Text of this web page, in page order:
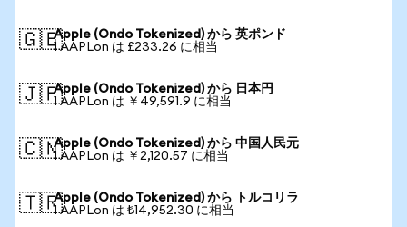
🇬🇧Apple (Ondo Tokenized) から 英ポンド
1 AAPLon は £233.26 に相当
🇯🇵Apple (Ondo Tokenized) から 日本円
1 AAPLon は ￥49,591.9 に相当
🇨🇳Apple (Ondo Tokenized) から 中国人民元
1 AAPLon は ￥2,120.57 に相当
🇹🇷Apple (Ondo Tokenized) から トルコリラ
1 AAPLon は ₺14,952.30 に相当